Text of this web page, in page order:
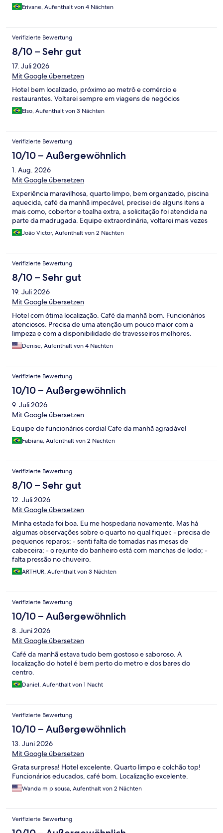
Erivane, Aufenthalt von 4 Nächten
Verifizierte Bewertung
8/10 – Sehr gut
17. Juli 2026
Mit Google übersetzen
Hotel bem localizado, próximo ao metrô e comércio e
restaurantes. Voltarei sempre em viagens de negócios
Elso, Aufenthalt von 3 Nächten
Verifizierte Bewertung
10/10 – Außergewöhnlich
1. Aug. 2026
Mit Google übersetzen
Experiência maravilhosa, quarto limpo, bem organizado, piscina
aquecida, café da manhã impecável, precisei de alguns itens a
mais como, cobertor e toalha extra, a solicitação foi atendida na
parte da madrugada. Equipe extraordinária, voltarei mais vezes
João Victor, Aufenthalt von 2 Nächten
Verifizierte Bewertung
8/10 – Sehr gut
19. Juli 2026
Mit Google übersetzen
Hotel com ótima localização. Café da manhã bom. Funcionários
atenciosos. Precisa de uma atenção um pouco maior com a
limpeza e com a disponibilidade de travesseiros melhores.
Denise, Aufenthalt von 4 Nächten
Verifizierte Bewertung
10/10 – Außergewöhnlich
9. Juli 2026
Mit Google übersetzen
Equipe de funcionários cordial Cafe da manhã agradável
Fabiana, Aufenthalt von 2 Nächten
Verifizierte Bewertung
8/10 – Sehr gut
12. Juli 2026
Mit Google übersetzen
Minha estada foi boa. Eu me hospedaria novamente. Mas há
algumas observações sobre o quarto no qual fiquei: - precisa de
pequenos reparos; - senti falta de tomadas nas mesas de
cabeceira; - o rejunte do banheiro está com manchas de lodo; -
falta pressão no chuveiro.
ARTHUR, Aufenthalt von 3 Nächten
Verifizierte Bewertung
10/10 – Außergewöhnlich
8. Juni 2026
Mit Google übersetzen
Café da manhã estava tudo bem gostoso e saboroso. A
localização do hotel é bem perto do metro e dos bares do
centro.
Daniel, Aufenthalt von 1 Nacht
Verifizierte Bewertung
10/10 – Außergewöhnlich
13. Juni 2026
Mit Google übersetzen
Grata surpresa! Hotel excelente. Quarto limpo e colchão top!
Funcionários educados, café bom. Localização excelente.
Wanda m p sousa, Aufenthalt von 2 Nächten
Verifizierte Bewertung